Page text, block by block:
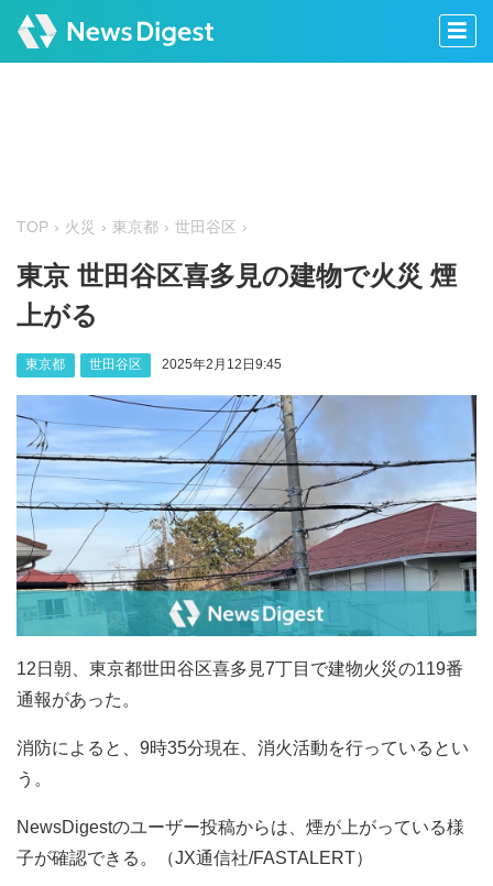
TOP 火災 東京都 世田谷区
東京 世田谷区喜多見の建物で火災 煙
上がる
東京都 世田谷区 2025年2月12日9:45
12日朝、東京都世田谷区喜多見7丁目で建物火災の119番
通報があった。
消防によると、9時35分現在、消火活動を行っているとい
う。
NewsDigestのユーザー投稿からは、煙が上がっている様
子が確認できる。（JX通信社/FASTALERT）